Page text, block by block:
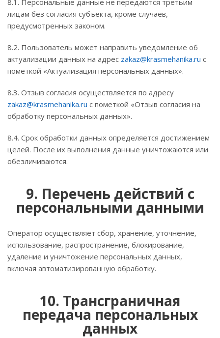
8.1. Персональные данные не передаются третьим
лицам без согласия субъекта, кроме случаев,
предусмотренных законом.
8.2. Пользователь может направить уведомление об
актуализации данных на адрес zakaz@krasmehanika.ru с
пометкой «Актуализация персональных данных».
8.3. Отзыв согласия осуществляется по адресу
zakaz@krasmehanika.ru с пометкой «Отзыв согласия на
обработку персональных данных».
8.4. Срок обработки данных определяется достижением
целей. После их выполнения данные уничтожаются или
обезличиваются.
9. Перечень действий с
персональными данными
Оператор осуществляет сбор, хранение, уточнение,
использование, распространение, блокирование,
удаление и уничтожение персональных данных,
включая автоматизированную обработку.
10. Трансграничная
передача персональных
данных